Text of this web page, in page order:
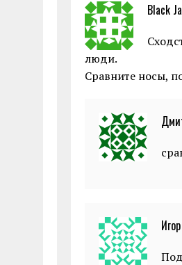
Black
люди.
Сравните носы,